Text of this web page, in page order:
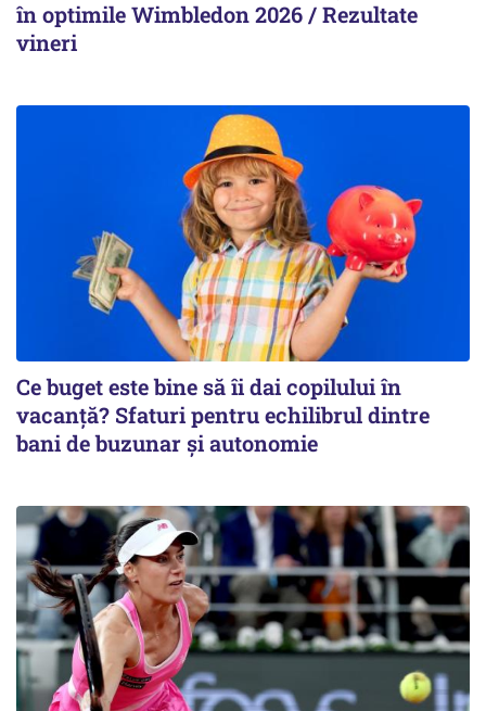
în optimile Wimbledon 2026 / Rezultate
vineri
Ce buget este bine să îi dai copilului în
vacanță? Sfaturi pentru echilibrul dintre
bani de buzunar și autonomie